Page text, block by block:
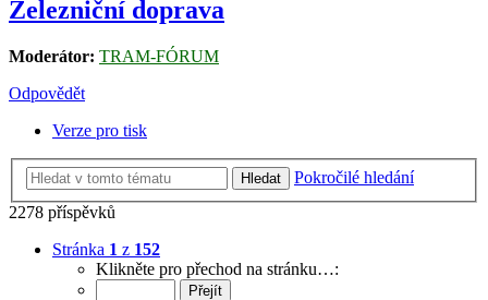
Železniční doprava
Moderátor: TRAM-FÓRUM
Odpovědět
Verze pro tisk
Hledat
Pokročilé hledání
2278 příspěvků
Stránka 1 z 152
Klikněte pro přechod na stránku…: